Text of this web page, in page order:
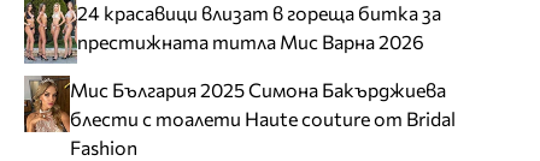
24 красавици влизат в гореща битка за
престижната титла Мис Варна 2026
Мис България 2025 Симона Бакърджиева
блести с тоалети Haute couture от Bridal
Fashion